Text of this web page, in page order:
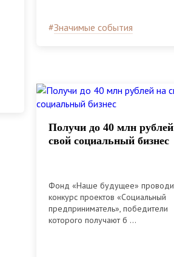
#Значимые события
Получи до 40 млн
свой социальный бизнес
Фонд «Наше будущее»
конкурс проектов «Социальный
предприниматель», победители
которого получают б ...